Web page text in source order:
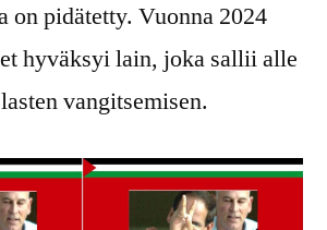
on pidätetty. Vuonna 2024
hyväksyi lain, joka sallii alle
vangitsemisen.